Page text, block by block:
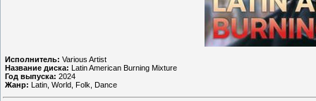
Исполнитель: Various Artist
Название диска: Latin American Burning Mixture
Год выпуска: 2024
Жанр: Latin, World, Folk, Dance